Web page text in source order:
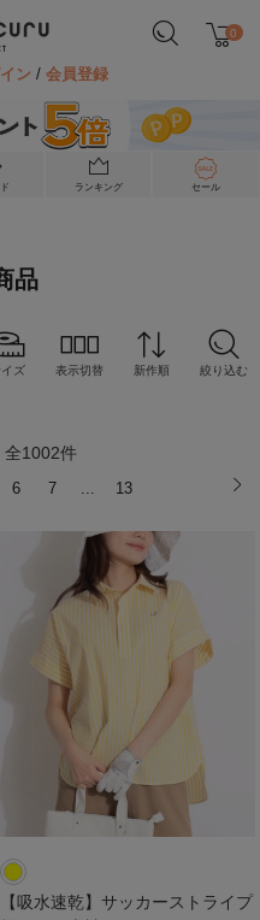
0
ン /会員登録
ランキング セール
品
ズ 表示切替 新作順 絞り込む
全1002件
6 7 ... 13
【吸水速乾】サッカーストライプ